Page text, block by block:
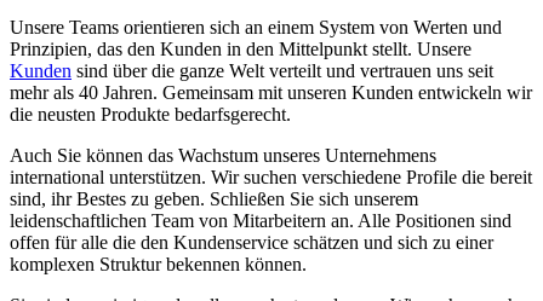
Unsere Teams orientieren sich an einem System von Werten und
Prinzipien, das den Kunden in den Mittelpunkt stellt. Unsere
Kunden sind über die ganze Welt verteilt und vertrauen uns seit
mehr als 40 Jahren. Gemeinsam mit unseren Kunden entwickeln wir
die neusten Produkte bedarfsgerecht.
Auch Sie können das Wachstum unseres Unternehmens
international unterstützen. Wir suchen verschiedene Profile die bereit
sind, ihr Bestes zu geben. Schließen Sie sich unserem
leidenschaftlichen Team von Mitarbeitern an. Alle Positionen sind
offen für alle die den Kundenservice schätzen und sich zu einer
komplexen Struktur bekennen können.